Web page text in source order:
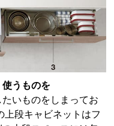
うものを
たいものをしまってお
上段キャビネットはフ